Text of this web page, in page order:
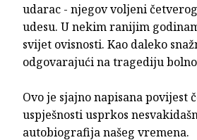
udarac - njegov voljeni
udesu. U nekim ranijim
svijet ovisnosti. Kao daleko
odgovarajući na tragediju
Ovo je sjajno napisana
uspješnosti usprkos
autobiografija našeg vremena.